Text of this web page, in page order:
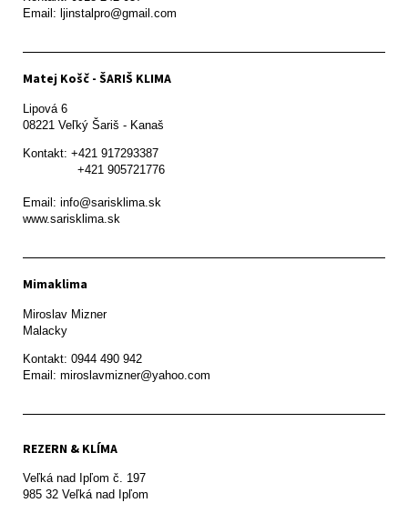
Email: ljinstalpro@gmail.com
Matej Košč - ŠARIŠ KLIMA
Lipová 6
08221 Veľký Šariš - Kanaš
Kontakt: +421 917293387
Email: info@sarisklima.sk
www.sarisklima.sk
Mimaklima
Miroslav Mizner
Malacky
Kontakt: 0944 490 942
REZERN & KLÍMA
Veľká nad Ipľom č. 197
985 32 Veľká nad Ipľom